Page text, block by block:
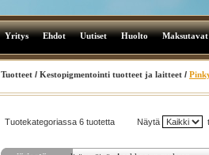
Yritys Ehdot Uutiset Huolto Maksutavat
Tuotteet / Kestopigmentointi tuotteet ja laitteet /
Tuotekategoriassa 6 tuotetta Näytä